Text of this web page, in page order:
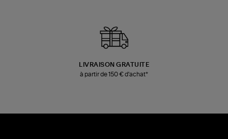
LIVRAISON GRATUITE
à partir de 150 € d'achat*